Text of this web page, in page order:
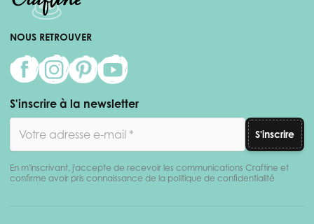
NOUS RETROUVER
S'inscrire à la newsletter
S'inscrire
En m'inscrivant, j'accepte de recevoir les communications Craftine et
confirme avoir pris connaissance de la politique de confidentialité